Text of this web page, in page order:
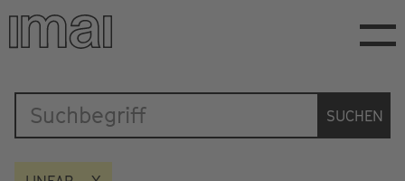
Direkt
zum
Inhalt
Katalog
SUCHEN